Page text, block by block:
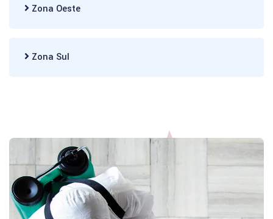
Zona Oeste
Zona Sul